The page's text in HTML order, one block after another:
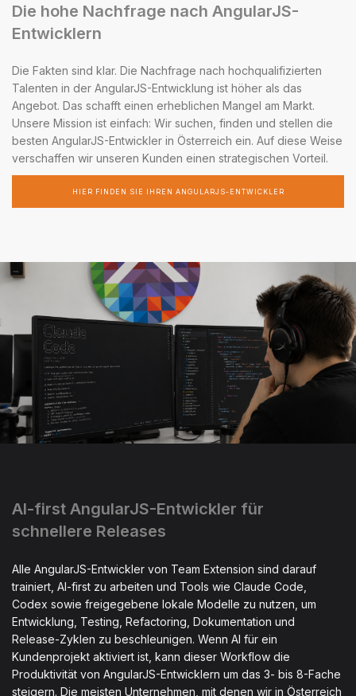
Die hohe Nachfrage nach AngularJS-
Entwicklern
Die Fakten sind klar. Die Nachfrage nach hochqualifizierten
Talenten in der AngularJS-Entwicklung ist höher als das
Angebot. Das schafft einen erheblichen Mangel am Markt.
Unsere Mission ist einfach: Wir suchen, finden und stellen die
besten AngularJS-Entwickler in Österreich ein. Auf diese Weise
verschaffen wir unseren Kunden einen strategischen Vorteil.
HIER FINDEN SIE IHREN ANGULARJS-ENTWICKLER
AI-first AngularJS-Entwickler für
schnellere Releases
Alle AngularJS-Entwickler von Team Extension sind darauf
trainiert, AI-first zu arbeiten und Tools wie Claude Code,
Codex sowie freigegebene lokale Modelle zu nutzen, um
Entwicklung, Testing, Refactoring, Dokumentation und
Release-Zyklen zu beschleunigen. Wenn AI für ein
Kundenprojekt aktiviert ist, kann dieser Workflow die
Produktivität von AngularJS-Entwicklern um das 3- bis 8-Fache
steigern. Die meisten Unternehmen, mit denen wir in Österreich